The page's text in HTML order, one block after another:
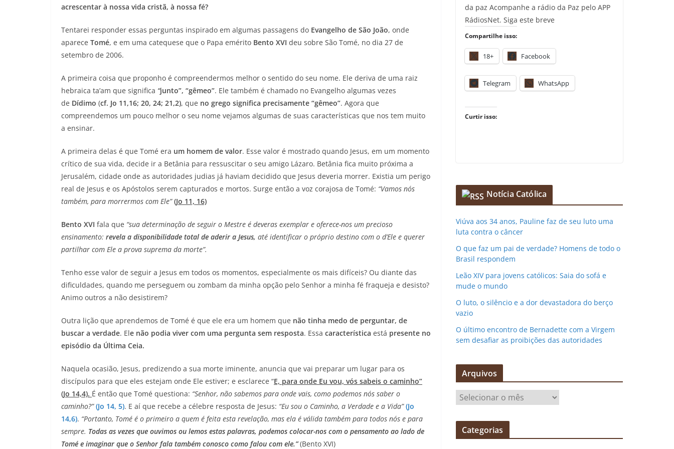
acrescentar à nossa vida cristã, à nossa fé?
Tentarei responder essas perguntas inspirado em algumas passagens do Evangelho de São João, onde
aparece Tomé, e em uma catequese que o Papa emérito Bento XVI deu sobre São Tomé, no dia 27 de
setembro de 2006.
A primeira coisa que proponho é compreendermos melhor o sentido do seu nome. Ele deriva de uma raiz
hebraica ta’am que significa “junto”, “gêmeo”. Ele também é chamado no Evangelho algumas vezes
de Dídimo (cf. Jo 11,16; 20, 24; 21,2), que no grego significa precisamente “gêmeo”. Agora que
compreendemos um pouco melhor o seu nome vejamos algumas de suas características que nos tem muito
a ensinar.
A primeira delas é que Tomé era um homem de valor. Esse valor é mostrado quando Jesus, em um momento
crítico de sua vida, decide ir a Betânia para ressuscitar o seu amigo Lázaro. Betânia fica muito próxima a
Jerusalém, cidade onde as autoridades judias já haviam decidido que Jesus deveria morrer. Existia um perigo
real de Jesus e os Apóstolos serem capturados e mortos. Surge então a voz corajosa de Tomé: “Vamos nós
também, para morrermos com Ele” (Jo 11, 16)
Bento XVI fala que “sua determinação de seguir o Mestre é deveras exemplar e oferece-nos um precioso
ensinamento: revela a disponibilidade total de aderir a Jesus, até identificar o próprio destino com o d’Ele e querer
partilhar com Ele a prova suprema da morte”.
Tenho esse valor de seguir a Jesus em todos os momentos, especialmente os mais difíceis? Ou diante das
dificuldades, quando me perseguem ou zombam da minha opção pelo Senhor a minha fé fraqueja e desisto?
Animo outros a não desistirem?
Outra lição que aprendemos de Tomé é que ele era um homem que não tinha medo de perguntar, de
buscar a verdade. Ele não podia viver com uma pergunta sem resposta. Essa característica está presente no
episódio da Última Ceia.
Naquela ocasião, Jesus, predizendo a sua morte iminente, anuncia que vai preparar um lugar para os
discípulos para que eles estejam onde Ele estiver; e esclarece “E, para onde Eu vou, vós sabeis o caminho”
(Jo 14,4). É então que Tomé questiona: “Senhor, não sabemos para onde vais, como podemos nós saber o
caminho?” (Jo 14, 5). E aí que recebe a célebre resposta de Jesus: “Eu sou o Caminho, a Verdade e a Vida” (Jo
14,6). “Portanto, Tomé é o primeiro a quem é feita esta revelação, mas ela é válida também para todos nós e para
sempre. Todas as vezes que ouvimos ou lemos estas palavras, podemos colocar-nos com o pensamento ao lado de
Tomé e imaginar que o Senhor fala também conosco como falou com ele.”(Bento XVI)
da paz Acompanhe a rádio da Paz pelo APP
RádiosNet. Siga este breve
Compartilhe isso:
18+ Facebook
Telegram WhatsApp
Curtir isso:
Notícia Católica
Viúva aos 34 anos, Pauline faz de seu luto uma
luta contra o câncer
O que faz um pai de verdade? Homens de todo o
Brasil respondem
Leão XIV para jovens católicos: Saia do sofá e
mude o mundo
O luto, o silêncio e a dor devastadora do berço
vazio
O último encontro de Bernadette com a Virgem
sem desafiar as proibições das autoridades
Arquivos
r
q
Categorias